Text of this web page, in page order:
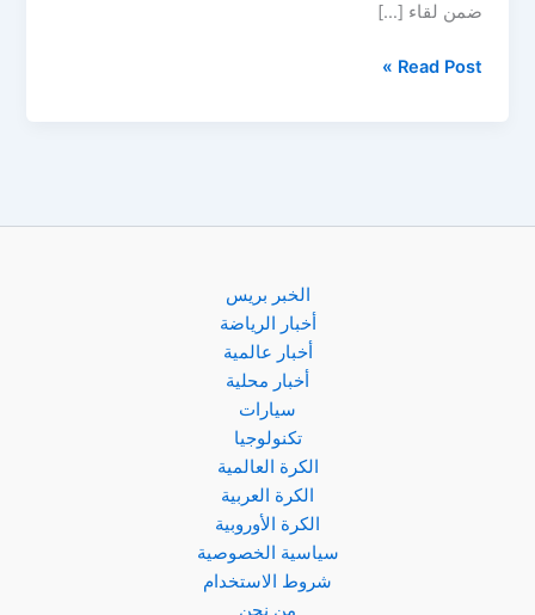
ضمن لقاء […]
مباراة
Read Post »
الخبر بريس
أخبار الرياضة
أخبار عالمية
أخبار محلية
سيارات
تكنولوجيا
الكرة العالمية
الكرة العربية
الكرة الأوروبية
سياسية الخصوصية
شروط الاستخدام
من نحن